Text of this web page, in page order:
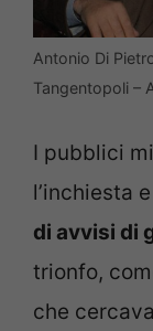
Antonio Di
Tangentopoli –
I pubblici
l’inchiesta
di avvisi di
trionfo,
che